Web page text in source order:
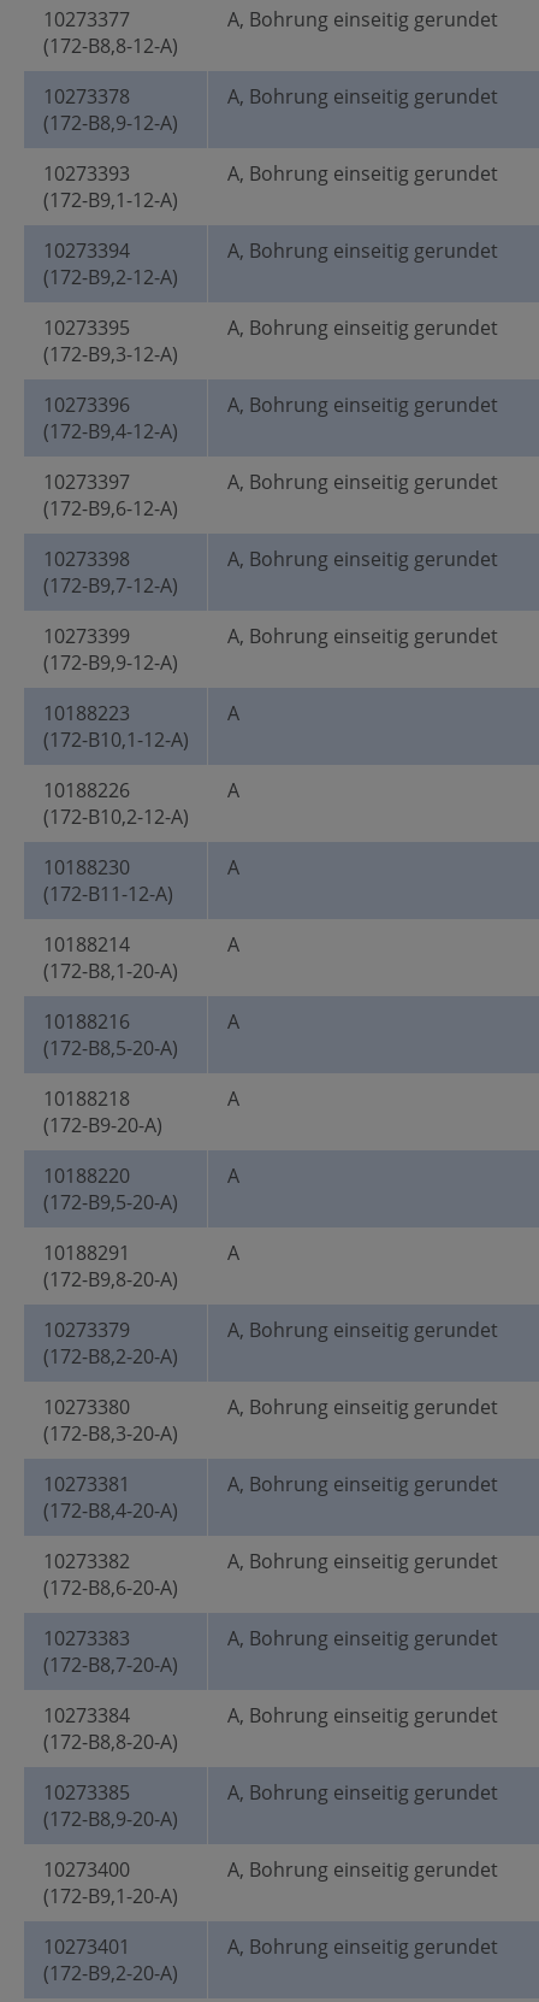
10273377
(172-B8,8-12-A)
A, Bohrung einseitig gerundet
10273378
(172-B8,9-12-A)
A, Bohrung einseitig gerundet
10273393
(172-B9,1-12-A)
A, Bohrung einseitig gerundet
10273394
(172-B9,2-12-A)
A, Bohrung einseitig gerundet
10273395
(172-B9,3-12-A)
A, Bohrung einseitig gerundet
10273396
(172-B9,4-12-A)
A, Bohrung einseitig gerundet
10273397
(172-B9,6-12-A)
A, Bohrung einseitig gerundet
10273398
(172-B9,7-12-A)
A, Bohrung einseitig gerundet
10273399
(172-B9,9-12-A)
A, Bohrung einseitig gerundet
10188223
(172-B10,1-12-A)
A
10188226
(172-B10,2-12-A)
A
10188230
(172-B11-12-A)
A
10188214
(172-B8,1-20-A)
A
10188216
(172-B8,5-20-A)
A
10188218
(172-B9-20-A)
A
10188220
(172-B9,5-20-A)
A
10188291
(172-B9,8-20-A)
A
10273379
(172-B8,2-20-A)
A, Bohrung einseitig gerundet
10273380
(172-B8,3-20-A)
A, Bohrung einseitig gerundet
10273381
(172-B8,4-20-A)
A, Bohrung einseitig gerundet
10273382
(172-B8,6-20-A)
A, Bohrung einseitig gerundet
10273383
(172-B8,7-20-A)
A, Bohrung einseitig gerundet
10273384
(172-B8,8-20-A)
A, Bohrung einseitig gerundet
10273385
(172-B8,9-20-A)
A, Bohrung einseitig gerundet
10273400
(172-B9,1-20-A)
A, Bohrung einseitig gerundet
10273401
(172-B9,2-20-A)
A, Bohrung einseitig gerundet